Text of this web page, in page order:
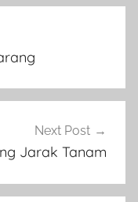
Next Post
Jarak Tanam